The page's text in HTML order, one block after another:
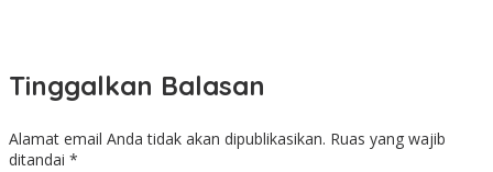
Tinggalkan Balasan
Alamat email Anda tidak akan dipublikasikan. Ruas yang wajib
ditandai *